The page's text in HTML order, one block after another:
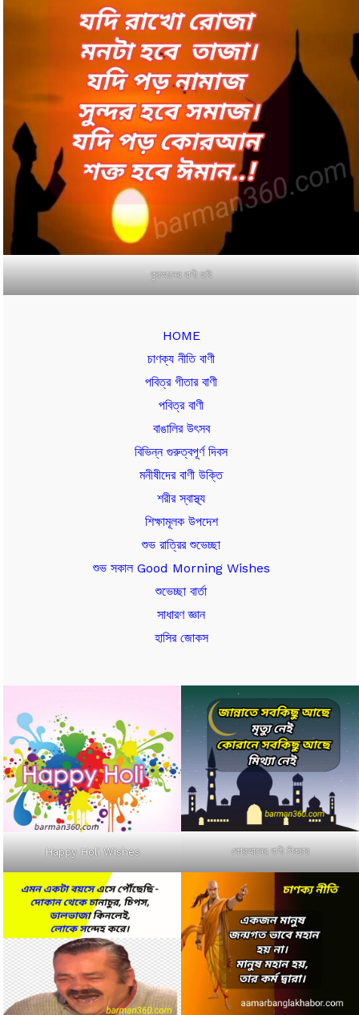
কুরআনের বাণী ছবি
HOME
চাণক্য নীতি বাণী
পবিত্র গীতার বাণী
পবিত্র বাণী
বাঙালির উৎসব
বিভিন্ন গুরুত্বপূর্ণ দিবস
মনীষীদের বাণী উক্তি
শরীর স্বাস্থ্য
শিক্ষামূলক উপদেশ
শুভ রাত্রির শুভেচ্ছা
শুভ সকাল Good Morning Wishes
শুভেচ্ছা বার্তা
সাধারণ জ্ঞান
হাসির জোকস
Happy Holi Wishes কোরআনের বাণী পিকচার